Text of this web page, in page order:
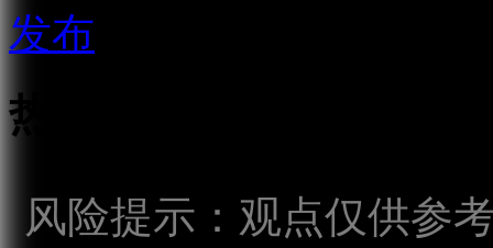
发布
热点话题
风险提示：观点仅供参